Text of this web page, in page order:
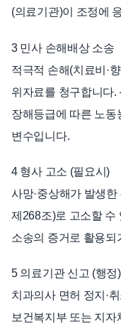
(의료기관)이 조정에
3 민사 손해배상 소송
적극적 손해(치료비·
위자료를 청구합니다.
장해등급에 따른 노
변수입니다.
4 형사 고소 (필요시)
사망·중상해가 발생
제268조)로 고소할 수
소송의 증거로 활용되
5 의료기관 신고 (행정)
치과의사 면허 정지·
보건복지부 또는 지